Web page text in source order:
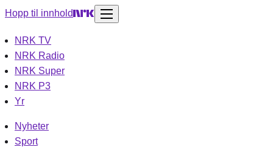
Hopp til innhold
NRK TV
NRK Radio
NRK Super
NRK P3
Yr
Nyheter
Sport